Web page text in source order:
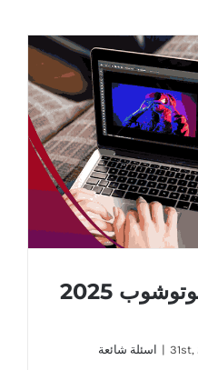
2025 ؟
متطلبات تشغيل فوتوشوب 2025
| اسئلة شائعة